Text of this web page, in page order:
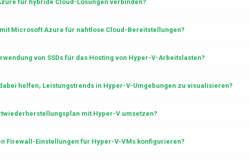
für hybride Cloud-Lösungen verbinden?
Microsoft Azure für nahtlose Cloud-Bereitstellungen?
von SSDs für das Hosting von Hyper-V-Arbeitslasten?
helfen, Leistungstrends in Hyper-V-Umgebungen zu visualisieren?
mit Hyper-V umsetzen?
Firewall-Einstellungen für Hyper-V-VMs konfigurieren?